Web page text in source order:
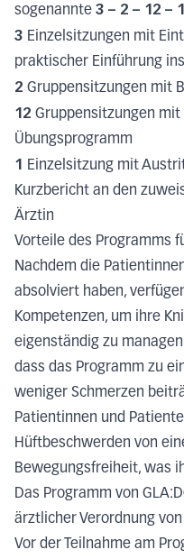
sogenannte 3 – 2 – 12 – 1
3 Einzelsitzungen mit
praktischer Einführung
2 Gruppensitzungen mit
12 Gruppensitzungen
Übungsprogramm
1
Einzelsitzung mit
Kurzbericht an den
Ärztin
Vorteile des Programms
Nachdem die
absolviert haben,
Kompetenzen, um ihre
eigenständig zu
dass das Programm zu
weniger Schmerzen
Patientinnen und
Hüftbeschwerden von
Bewegungsfreiheit, was
Das Programm von
ärztlicher Verordnung
Vor der Teilnahme am